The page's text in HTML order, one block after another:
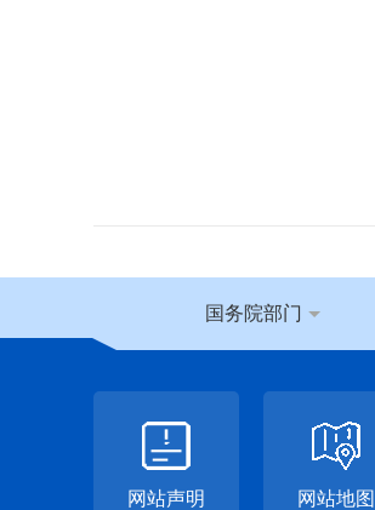
国务院部门
网站声明 网站地图